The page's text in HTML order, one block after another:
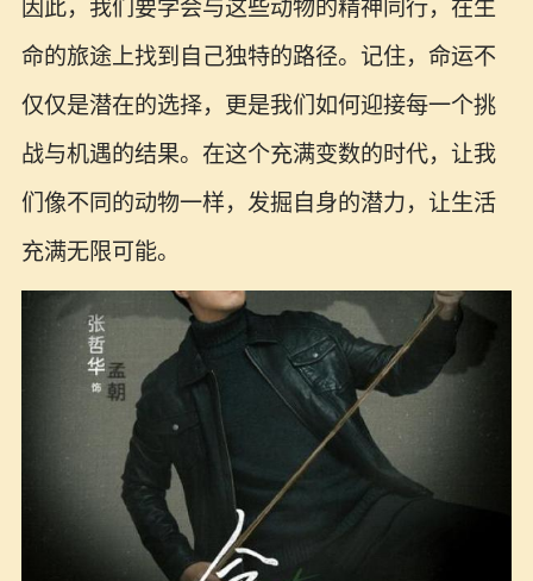
因此，我们要学会与这些动物的精神同行，在生
命的旅途上找到自己独特的路径。记住，命运不
仅仅是潜在的选择，更是我们如何迎接每一个挑
战与机遇的结果。在这个充满变数的时代，让我
们像不同的动物一样，发掘自身的潜力，让生活
充满无限可能。